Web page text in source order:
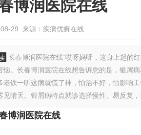
博润医院在线
29 来源： 疾病优癣在线
长春博润医院在线“哎呀妈呀，这身上起的
恼。长春博润医院在线想告诉您的是，银屑
老铁一听这病就慌了神，怕治不好，怕影响
见晴天。银屑病特点就诊选择慢性、易反复
博润医院在线